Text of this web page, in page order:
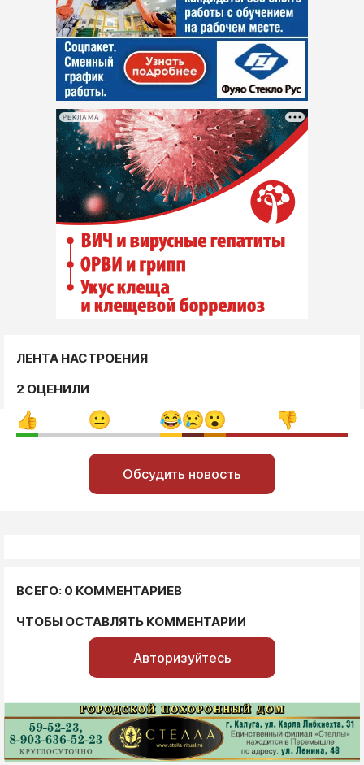
РЕКЛАМА
ЛЕНТА НАСТРОЕНИЯ
2 ОЦЕНИЛИ
Обсудить новость
ВСЕГО: 0 КОММЕНТАРИЕВ
ЧТОБЫ ОСТАВЛЯТЬ КОММЕНТАРИИ
Авторизуйтесь